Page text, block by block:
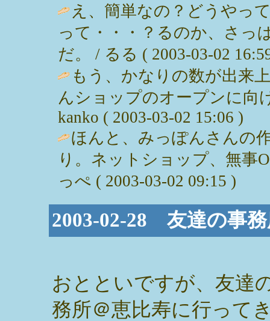
え、簡単なの？どうやっ
って・・・？るのか、さっ
だ。 / るる ( 2003-03-02
もう、かなりの数が出来
んショップのオープンに向
kanko ( 2003-03-02 15:06 )
ほんと、みっぽんさんの
り。ネットショップ、無事
っぺ ( 2003-03-02 09:15 )
2003-02-28 友達の事
おとといですが、友達
務所＠恵比寿に行って